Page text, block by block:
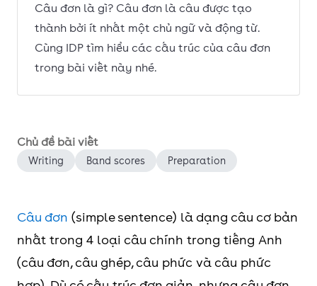
Câu đơn là gì? Câu đơn là câu được tạo
thành bởi ít nhất một chủ ngữ và động từ.
Cùng IDP tìm hiểu các cấu trúc của câu đơn
trong bài viết này nhé.
Chủ đề bài viết
Writing Band scores Preparation
Câu đơn (simple sentence) là dạng câu cơ bản
nhất trong 4 loại câu chính trong tiếng Anh
(câu đơn, câu ghép, câu phức và câu phức